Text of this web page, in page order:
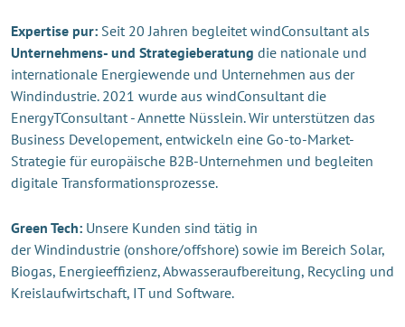
Expertise pur: Seit 20 Jahren begleitet windConsultant als
Unternehmens- und Strategieberatung die nationale und
internationale Energiewende und Unternehmen aus der
Windindustrie. 2021 wurde aus windConsultant die
EnergyTConsultant - Annette Nüsslein. Wir unterstützen das
Business Developement, entwickeln eine Go-to-Market-
Strategie für europäische B2B-Unternehmen und begleiten
digitale Transformationsprozesse.
Green Tech: Unsere Kunden sind tätig in
der Windindustrie (onshore/offshore) sowie im Bereich Solar,
Biogas, Energieeffizienz, Abwasseraufbereitung, Recycling und
Kreislaufwirtschaft, IT und Software.